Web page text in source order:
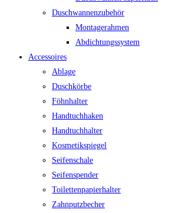
Duschwannenzubehör
Montagerahmen
Abdichtungssystem
Accessoires
Ablage
Duschkörbe
Föhnhalter
Handtuchhaken
Handtuchhalter
Kosmetikspiegel
Seifenschale
Seifenspender
Toilettenpapierhalter
Zahnputzbecher